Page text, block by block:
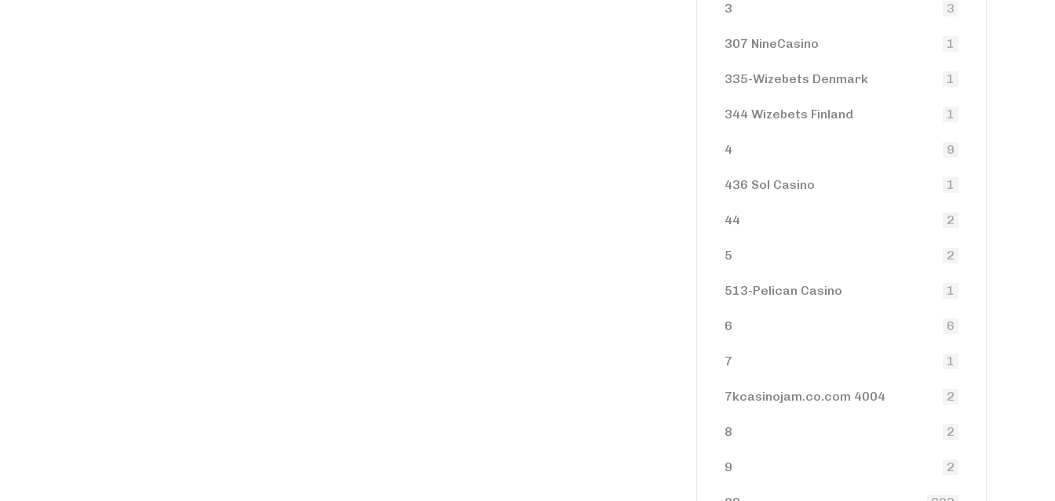
3 3
307 NineCasino 1
335-Wizebets Denmark 1
344 Wizebets Finland 1
4 9
436 Sol Casino 1
44 2
5 2
513-Pelican Casino 1
6 6
7 1
7kcasinojam.co.com 4004 2
8 2
9 2